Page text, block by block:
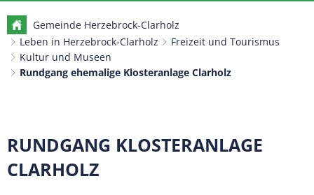
Gemeinde Herzebrock-Clarholz
Leben in Herzebrock-Clarholz
Freizeit und Tourismus
Kultur und Museen
Rundgang ehemalige Klosteranlage Clarholz
Rundgang
ehemalige
RUNDGANG KLOSTERANLAGE
CLARHOLZ